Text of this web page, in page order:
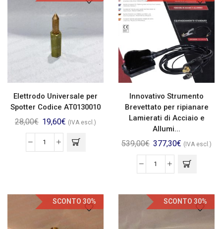
Elettrodo Universale per
Spotter Codice AT0130010
28,00€ 19,60€ (IVA escl.)
Innovativo Strumento
Brevettato per ripianare
Lamierati di Acciaio e
Allumi...
539,00€ 377,30€ (IVA escl.)
SCONTO 30% SCONTO 30%